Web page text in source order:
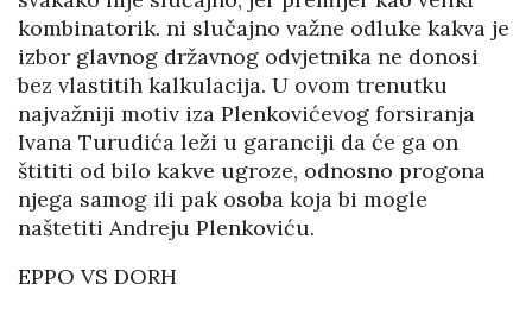
kombinatorik. ni slučajno važne odluke kakva je
izbor glavnog državnog odvjetnika ne donosi
bez vlastitih kalkulacija. U ovom trenutku
najvažniji motiv iza Plenkovićevog forsiranja
Ivana Turudića leži u garanciji da će ga on
štititi od bilo kakve ugroze, odnosno progona
njega samog ili pak osoba koja bi mogle
naštetiti Andreju Plenkoviću.
EPPO VS DORH